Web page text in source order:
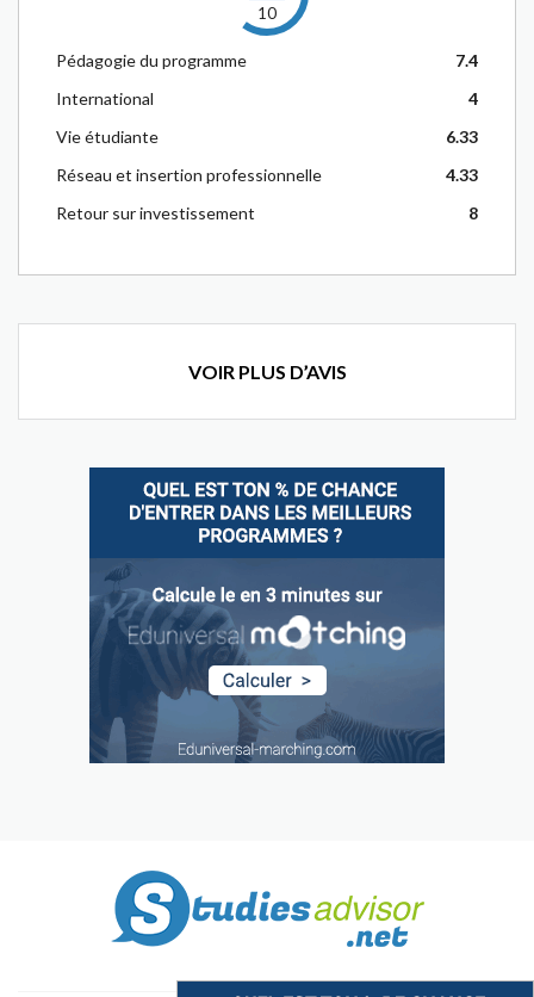
10
Pédagogie du programme
7.4
International
4
Vie étudiante
6.33
Réseau et insertion professionnelle
4.33
Retour sur investissement
8
VOIR PLUS D’AVIS